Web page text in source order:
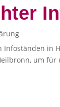
Infoständen in
um für